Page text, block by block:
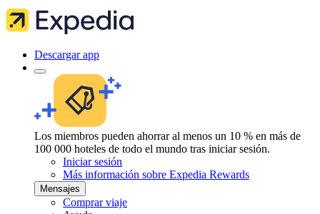
Descargar app
Los miembros pueden ahorrar al menos un 10 % en más de
100 000 hoteles de todo el mundo tras iniciar sesión.
Iniciar sesión
Más información sobre Expedia Rewards
Mensajes
Comprar viaje